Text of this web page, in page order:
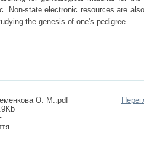
Non-state electronic resources are
the genesis of one's pedigree.
О. М..pdf